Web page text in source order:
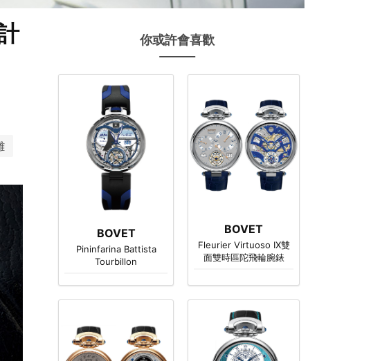
你或許會喜歡
BOVET
Pininfarina Battista
Tourbillon
BOVET
Fleurier Virtuoso IX雙
面雙時區陀飛輪腕錶